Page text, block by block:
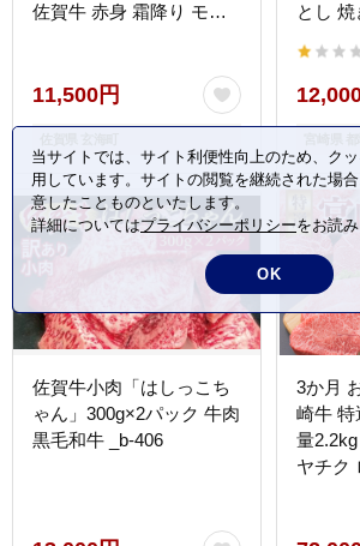
佐賀牛 赤身 霜降り モモ
a5 a4 黒毛和牛 ブランド
牛 国産 佐賀県 玄海町 冷
11,500円
とし
人気 お
佐賀牛小肉「はしっこち
ゃん」300g×2パック 牛肉
黒毛和牛 _b-406
3か月
崎牛 特
量
ヤチク
当サイトでは、サイト利便性向上のため、ク
用しています。サイトの閲覧を継続された場
意したことものといたします。
詳細についてはプライバシーポリシーをお読み
OK